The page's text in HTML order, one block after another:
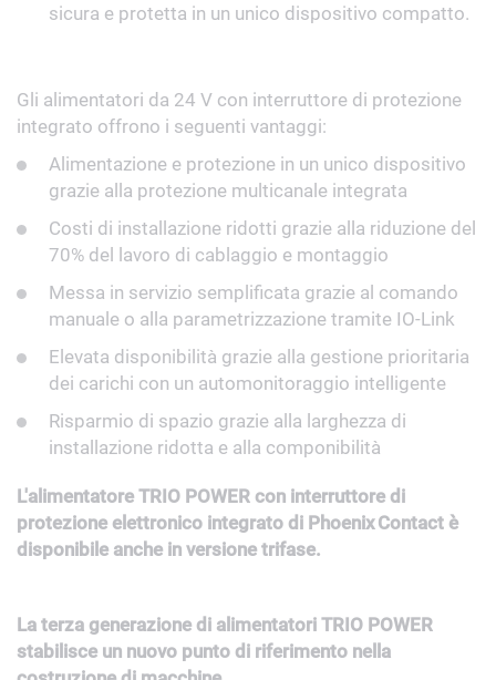
sicura e protetta in un unico dispositivo compatto.
Gli alimentatori da 24 V con interruttore di protezione
integrato offrono i seguenti vantaggi:
Alimentazione e protezione in un unico dispositivo
grazie alla protezione multicanale integrata
Costi di installazione ridotti grazie alla riduzione del
70% del lavoro di cablaggio e montaggio
Messa in servizio semplificata grazie al comando
manuale o alla parametrizzazione tramite IO-Link
Elevata disponibilità grazie alla gestione prioritaria
dei carichi con un automonitoraggio intelligente
Risparmio di spazio grazie alla larghezza di
installazione ridotta e alla componibilità
L'alimentatore TRIO POWER con interruttore di
protezione elettronico integrato di Phoenix Contact è
disponibile anche in versione trifase.
La terza generazione di alimentatori TRIO POWER
stabilisce un nuovo punto di riferimento nella